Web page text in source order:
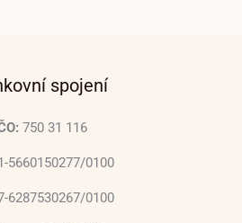
spojení
750 31 116
5660150277/0100
6287530267/0100